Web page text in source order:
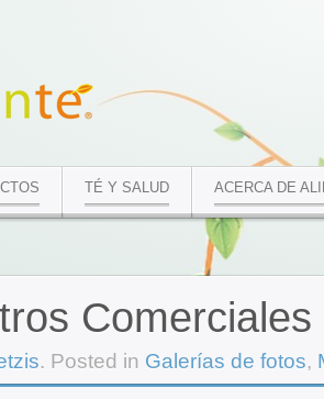
TÉ Y SALUD ACERCA DE
Comerciales
. Posted in Galerías de fotos,